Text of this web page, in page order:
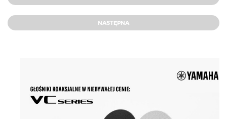
NASTĘPNA